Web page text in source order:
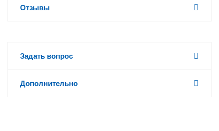
Отзывы
Задать вопрос
Дополнительно